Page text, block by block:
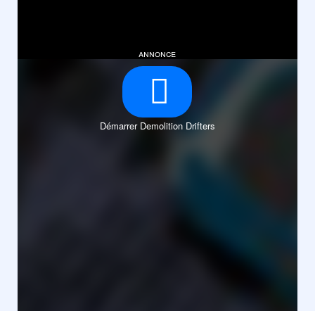
annonce
Démarrer Demolition Drifters